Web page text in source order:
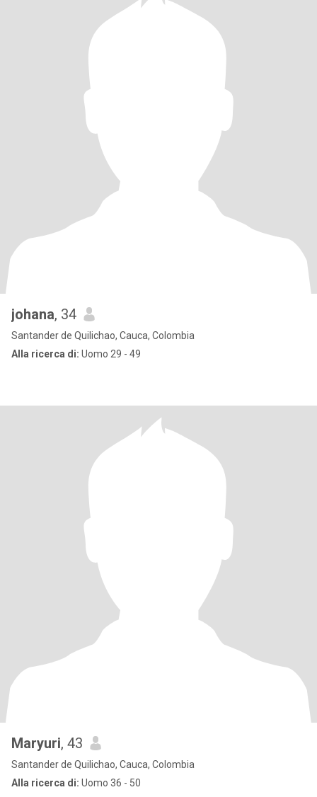
johana, 34
Santander de Quilichao, Cauca, Colombia
Alla ricerca di: Uomo 29 - 49
Maryuri, 43
Santander de Quilichao, Cauca, Colombia
Alla ricerca di: Uomo 36 - 50